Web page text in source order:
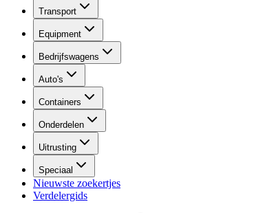
Transport
Equipment
Bedrijfswagens
Auto's
Containers
Onderdelen
Uitrusting
Speciaal
Nieuwste zoekertjes
Verdelergids